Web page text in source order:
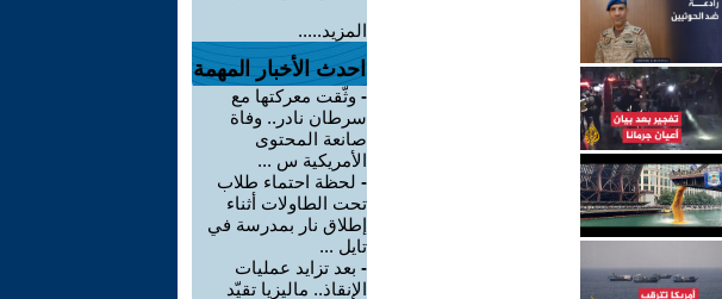
المزيد.....
احدث الأخبار المهمة
- وثّقت معركتها مع
سرطان نادر.. وفاة
صانعة المحتوى
الأمريكية س ...
- لحظة احتماء طلاب
تحت الطاولات أثناء
إطلاق نار بمدرسة في
تايل ...
- بعد تزايد عمليات
الإنقاذ.. ماليزيا تقيّد